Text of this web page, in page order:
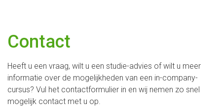
Contact
Heeft u een vraag, wilt u een studie-advies of wilt u meer
informatie over de mogelijkheden van een in-company-
cursus? Vul het contactformulier in en wij nemen zo snel
mogelijk contact met u op.